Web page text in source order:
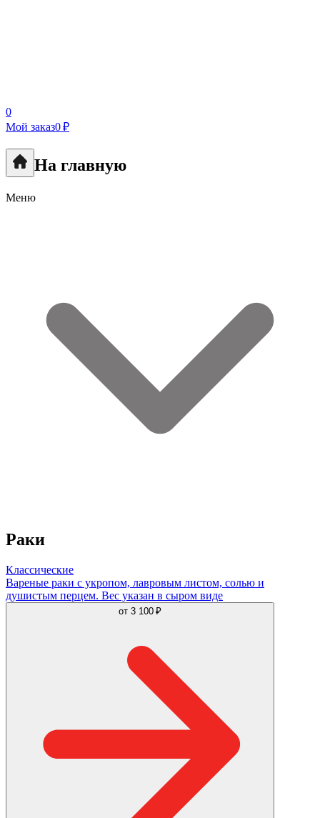
0
Мой заказ0 ₽
На главную
Меню
Раки
Классические
Вареные раки с укропом, лавровым листом, солью и
душистым перцем. Вес указан в сыром виде
от 3 100 ₽